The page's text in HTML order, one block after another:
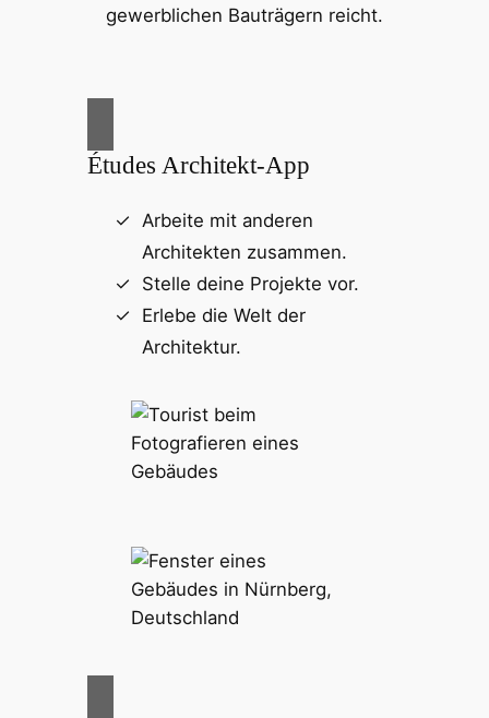
gewerblichen Bauträgern reicht.
Études Architekt-App
Arbeite mit anderen
Architekten zusammen.
Stelle deine Projekte vor.
Erlebe die Welt der
Architektur.